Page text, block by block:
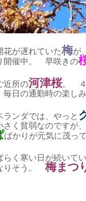
花が遅れていた梅が
開催中。 早咲きの
近所の河津桜。 ４
毎日の通勤時の楽しみ
ランダでは、やっと
さく貧弱なのですが
ばかりが元気に茂っ
らく寒い日が続いて
りそう。 梅まつ